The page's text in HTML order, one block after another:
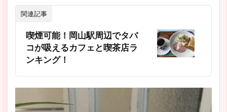
関連記事
喫煙可能！岡山駅周辺でタバ
コが吸えるカフェと喫茶店ラ
ンキング！